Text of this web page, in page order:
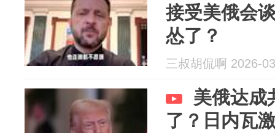
接受美俄会
怂了？
三叔胡侃啊 2026-
美俄达成
了？日内瓦